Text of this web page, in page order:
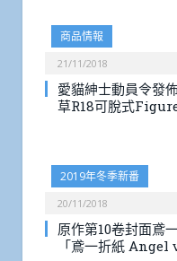
商品情報
21/11/2018
愛貓紳士動員令發
草R18可脫式
2019年冬季新番
20/11/2018
原作第10卷封面鳶
「鳶一折紙